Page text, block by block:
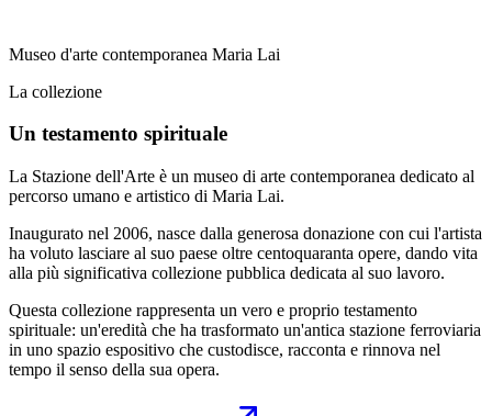
Museo d'arte contemporanea Maria Lai
La collezione
Un testamento spirituale
La Stazione dell'Arte è un museo di arte contemporanea dedicato al
percorso umano e artistico di Maria Lai.
Inaugurato nel 2006, nasce dalla generosa donazione con cui l'artista
ha voluto lasciare al suo paese oltre centoquaranta opere, dando vita
alla più significativa collezione pubblica dedicata al suo lavoro.
Questa collezione rappresenta un vero e proprio testamento
spirituale: un'eredità che ha trasformato un'antica stazione ferroviaria
in uno spazio espositivo che custodisce, racconta e rinnova nel
tempo il senso della sua opera.